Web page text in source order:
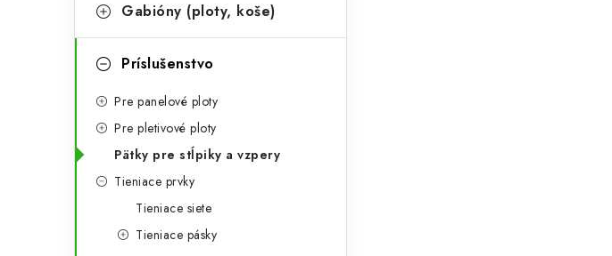
l
Gabióny (ploty, koše)
Príslušenstvo
Pre panelové ploty
Pre pletivové ploty
Pätky pre stĺpiky a vzpery
Tieniace prvky
Tieniace siete
Tieniace pásky